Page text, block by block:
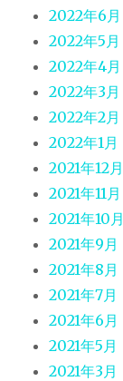
2022年6月
2022年5月
2022年4月
2022年3月
2022年2月
2022年1月
2021年12月
2021年11月
2021年10月
2021年9月
2021年8月
2021年7月
2021年6月
2021年5月
2021年3月